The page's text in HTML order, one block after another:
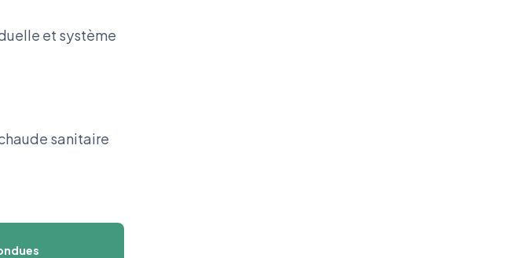
et système
sanitaire